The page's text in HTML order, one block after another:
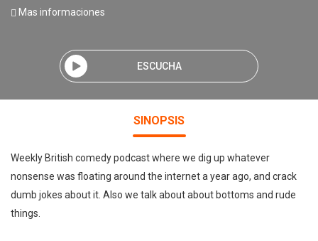
Mas informaciones
ESCUCHA
SINOPSIS
Weekly British comedy podcast where we dig up whatever
nonsense was floating around the internet a year ago, and crack
dumb jokes about it. Also we talk about about bottoms and rude
things.